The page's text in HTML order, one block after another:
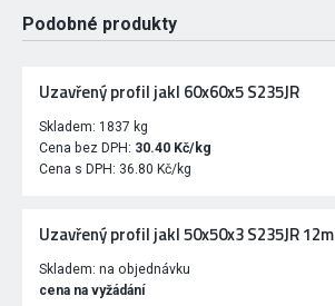
Podobné produkty
Uzavřený profil jakl 60x60x5 S235JR
Skladem: 1837 kg
Cena bez DPH: 30.40 Kč/kg
Cena s DPH: 36.80 Kč/kg
Uzavřený profil jakl 50x50x3 S235JR 12m
Skladem: na objednávku
cena na vyžádání